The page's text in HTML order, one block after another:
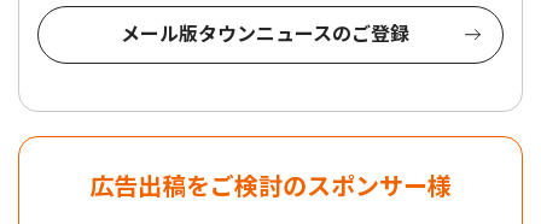
メール版タウンニュースのご登録
広告出稿をご検討のスポンサー様